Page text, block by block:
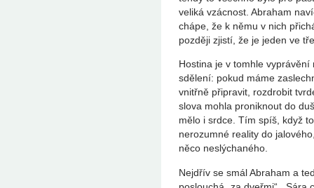
veliká vzácnost. Abraham
chápe, že k němu v nich
později zjistí, že je jeden ve
Hostina je v tomhle
sdělení: pokud máme
vnitřně připravit, rozdrobit
slova mohla proniknout do
mělo i srdce. Tím spíš, když
nerozumné reality do
něco neslýchaného.
Nejdřív se smál Abraham a